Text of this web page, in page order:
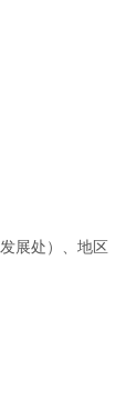
展处）、地区